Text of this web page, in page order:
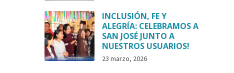
INCLUSIÓN, FE Y
ALEGRÍA: CELEBRAMOS A
SAN JOSÉ JUNTO A
NUESTROS USUARIOS!
23 marzo, 2026